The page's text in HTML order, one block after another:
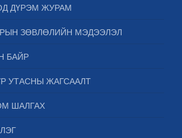
ДҮРЭМ ЖУРАМ
ЗӨВЛӨЛИЙН МЭДЭЭЛЭЛ
БАЙР
УТАСНЫ ЖАГСААЛТ
ШАЛГАХ